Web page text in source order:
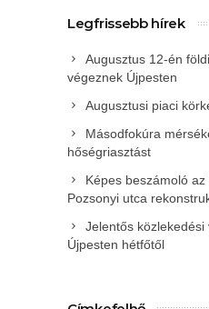
Legfrissebb hírek
Augusztus 12-én
végeznek Újpesten
Augusztusi piaci
Másodfokúra
hőségriasztást
Képes beszámoló
Pozsonyi utca
Jelentős
Újpesten hétfőtől